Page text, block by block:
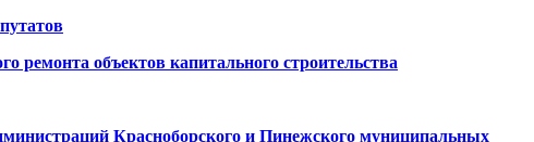
ремонта объектов капитального строительства
Красноборского и Пинежского муниципальных